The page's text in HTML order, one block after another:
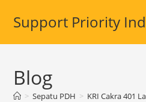
Support Priority
Blog
> Sepatu PDH > KRI Cakra 401